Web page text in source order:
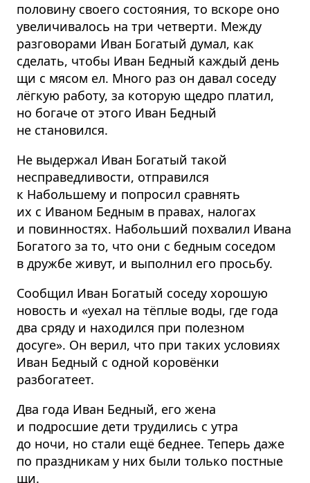
половину своего состояния, то вскоре оно
увеличивалось на три четверти. Между
разговорами Иван Богатый думал, как
сделать, чтобы Иван Бедный каждый день
щи с мясом ел. Много раз он давал соседу
лёгкую работу, за которую щедро платил,
но богаче от этого Иван Бедный
не становился.
Не выдержал Иван Богатый такой
несправед­ливости, отправился
к Набольшему и попросил сравнять
их с Иваном Бедным в правах, налогах
и повинностях. Набольший похвалил Ивана
Богатого за то, что они с бедным соседом
в дружбе живут, и выполнил его просьбу.
Сообщил Иван Богатый соседу хорошую
новость и «уехал на тёплые воды, где года
два сряду и находился при полезном
досуге». Он верил, что при таких условиях
Иван Бедный с одной коровёнки
разбогатеет.
Два года Иван Бедный, его жена
и подросшие дети трудились с утра
до ночи, но стали ещё беднее. Теперь даже
по праздникам у них были только постные
щи.